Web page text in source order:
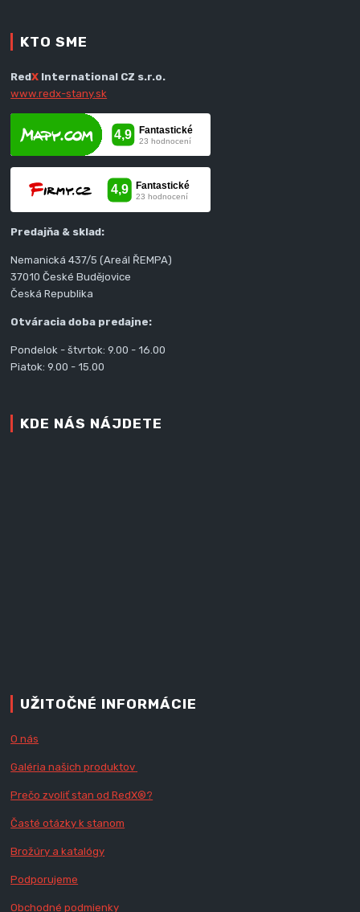
KTO SME
RedX International CZ s.r.o.
www.redx-stany.sk
Predajňa & sklad:
Nemanická 437/5 (Areál ŘEMPA)
37010 České Budějovice
Česká Republika
Otváracia doba predajne:
Pondelok - štvrtok: 9.00 - 16.00
Piatok: 9.00 - 15.00
KDE NÁS NÁJDETE
UŽITOČNÉ INFORMÁCIE
O nás
Galéria našich produktov
Prečo zvoliť stan od RedX®?
Časté otázky k stanom
Brožúry a katalógy
Podporujeme
Obchodné podmienky